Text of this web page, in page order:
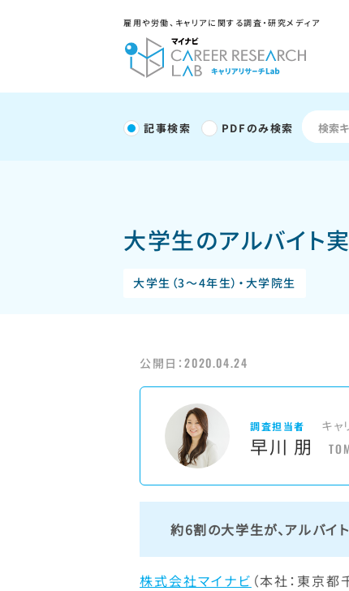
雇用や労働、キャリアに関する調査・研究メディア
記事検索 PDFのみ検索
大学生のアルバイト
大学生（3～4年生）・大学院生
公開日：2020.04.24
調査担当者 キ
早川 朋
約6割の大学生が、アルバイ
株式会社マイナビ （本社：東京